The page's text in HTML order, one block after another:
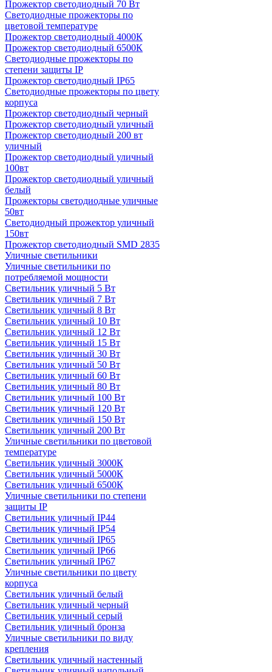
Прожектор светодиодный 70 Вт
Светодиодные прожекторы по
цветовой температуре
Прожектор светодиодный 4000К
Прожектор светодиодный 6500К
Светодиодные прожекторы по
степени защиты IP
Прожектор светодиодный IP65
Светодиодные прожекторы по цвету
корпуса
Прожектор светодиодный черный
Прожектор светодиодный уличный
Прожектор светодиодный 200 вт
уличный
Прожектор светодиодный уличный
100вт
Прожектор светодиодный уличный
белый
Прожекторы светодиодные уличные
50вт
Светодиодный прожектор уличный
150вт
Прожектор светодиодный SMD 2835
Уличные светильники
Уличные светильники по
потребляемой мощности
Светильник уличный 5 Вт
Светильник уличный 7 Вт
Светильник уличный 8 Вт
Светильник уличный 10 Вт
Светильник уличный 12 Вт
Светильник уличный 15 Вт
Светильник уличный 30 Вт
Светильник уличный 50 Вт
Светильник уличный 60 Вт
Светильник уличный 80 Вт
Светильник уличный 100 Вт
Светильник уличный 120 Вт
Светильник уличный 150 Вт
Светильник уличный 200 Вт
Уличные светильники по цветовой
температуре
Cветильник уличный 3000К
Cветильник уличный 5000К
Cветильник уличный 6500К
Уличные светильники по степени
защиты IP
Светильник уличный IP44
Светильник уличный IP54
Светильник уличный IP65
Светильник уличный IP66
Светильник уличный IP67
Уличные светильники по цвету
корпуса
Светильник уличный белый
Светильник уличный черный
Светильник уличный серый
Светильник уличный бронза
Уличные светильники по виду
крепления
Светильник уличный настенный